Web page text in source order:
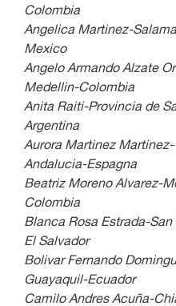
Colombia
Angelica Martinez-
Mexico
Angelo Armando Alzate
Medellin-Colombia
Anita Raiti-Provincia de
Argentina
Aurora Martinez Martinez-
Andalucia-Espagna
Beatriz Moreno Alvarez-
Colombia
Blanca Rosa Estrada-San
El Salvador
Bolivar Fernando
Guayaquil-Ecuador
Camilo Andres Acuña-